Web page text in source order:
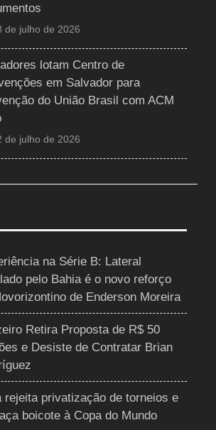
de julho de 2026
lotam Centro de
em Salvador para
do União Brasil com ACM
de julho de 2026
na Série B: Lateral
pelo Bahia é o novo reforço
de Enderson Moreira
Retira Proposta de R$ 50
e Desiste de Contratar Brian
rejeita privatização de torneios e
boicote à Copa do Mundo